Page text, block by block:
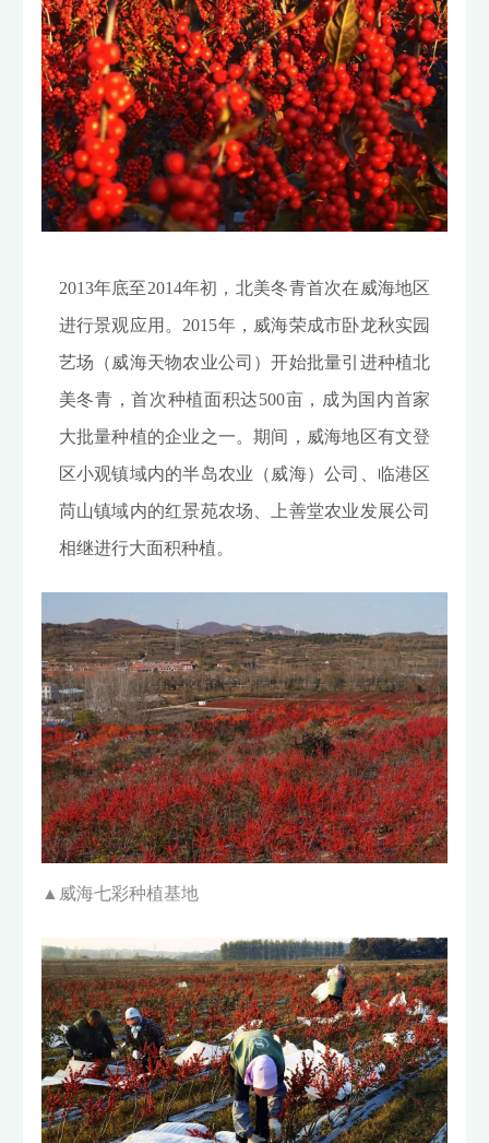
2013年底至2014年初，北美冬青首次在威海地区
进行景观应用。2015年，威海荣成市卧龙秋实园
艺场（威海天物农业公司）开始批量引进种植北
美冬青，首次种植面积达500亩，成为国内首家
大批量种植的企业之一。期间，威海地区有文登
区小观镇域内的半岛农业（威海）公司、临港区
苘山镇域内的红景苑农场、上善堂农业发展公司
相继进行大面积种植。
▲威海七彩种植基地